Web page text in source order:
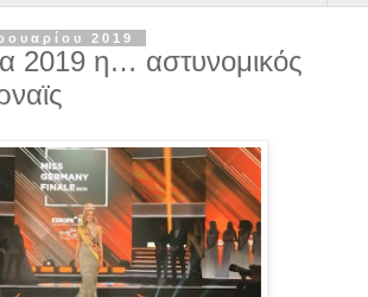
2019
2019 η… αστυνομικός